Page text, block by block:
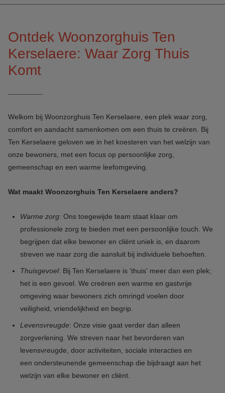
Ontdek Woonzorghuis Ten
Kerselaere: Waar Zorg Thuis
Komt
Welkom bij Woonzorghuis Ten Kerselaere, een plek waar zorg,
comfort en aandacht samenkomen om een thuis te creëren. Bij
Ten Kerselaere geloven we in het koesteren van het welzijn van
onze bewoners, met een focus op persoonlijke zorg,
gemeenschap en een warme leefomgeving.
Wat maakt Woonzorghuis Ten Kerselaere anders?
Warme zorg: Ons toegewijde team staat klaar om
professionele zorg te bieden met een persoonlijke touch. We
begrijpen dat elke bewoner en cliënt uniek is, en daarom
streven we naar zorg die aansluit bij individuele behoeften.
Thuisgevoel: Bij Ten Kerselaere is 'thuis' meer dan een plek;
het is een gevoel. We creëren een warme en gastvrije
omgeving waar bewoners zich omringd voelen door
veiligheid, vriendelijkheid en begrip.
Levensvreugde: Onze visie gaat verder dan alleen
zorgverlening. We streven naar het bevorderen van
levensvreugde, door activiteiten, sociale interacties en
een ondersteunende gemeenschap die bijdraagt aan het
welzijn van elke bewoner en cliënt.